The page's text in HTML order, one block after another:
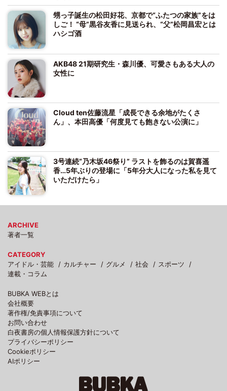
甥っ子誕生の松田好花、京都で“ふたつの家族”をは
しご！ “母”黒谷友香に見送られ、“父”松岡昌宏とは
ハシゴ酒
AKB48 21期研究生・森川優、可愛さもある大人の
女性に
Cloud ten佐藤流星「成長できる余地がたくさ
ん」、本田高優「何度見ても飽きない公演に」
3号連続“乃木坂46祭り” ラストを飾るのは賀喜遥
香…5年ぶりの登場に「5年分大人になった私を見て
いただけたら」
ARCHIVE
著者一覧
CATEGORY
アイドル・芸能
カルチャー グルメ 社会
スポーツ
連載・コラム
BUBKA WEBとは
会社概要
著作権/免責事項について
お問い合わせ
白夜書房の個人情報保護方針について
プライバシーポリシー
Cookieポリシー
AIポリシー